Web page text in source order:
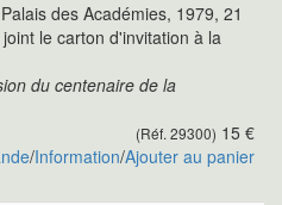
des Académies, 1979, 21
le carton d'invitation à la
du centenaire de la
(Réf. 29300) 15 €
/Information/Ajouter au panier